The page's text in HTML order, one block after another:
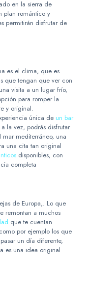
en la sierra de
plan romántico y
permitirán disfrutar de
es el clima, que es
que tengan que ver con
visita a un lugar frío,
para romper la
y original.
única de un bar
la vez, podrás disfrutar
mediterráneo, una
una cita tan original
disponibles, con
completa
de Europa,. Lo que
remontan a muchos
que te cuentan
por ejemplo los que
un día diferente,
es una idea original